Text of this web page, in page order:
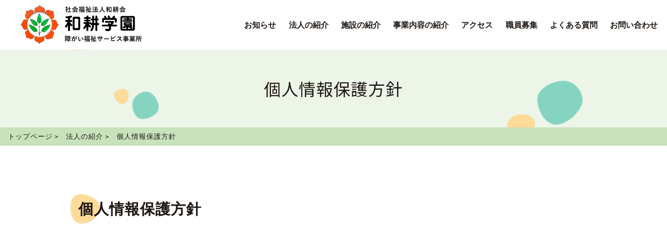
お知らせ 法人の紹介 施設の紹介 事業内容の紹介 アクセス 職員募集 よくある質問 お問い合わせ
個人情報保護方針
トップページ > 法人の紹介 > 個人情報保護方針
個人情報保護方針